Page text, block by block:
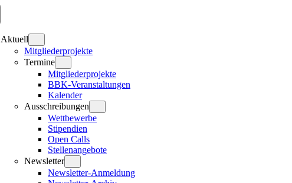
Aktuell
Mitgliederprojekte
Termine
Mitgliederprojekte
BBK-Veranstaltungen
Kalender
Ausschreibungen
Wettbewerbe
Stipendien
Open Calls
Stellenangebote
Newsletter
Newsletter-Anmeldung